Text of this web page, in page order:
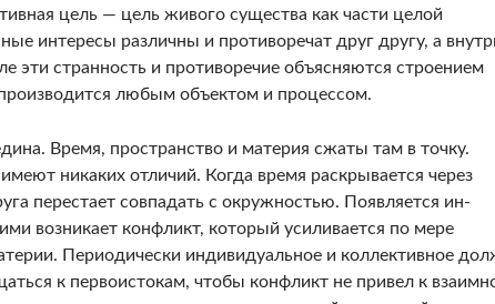
цель — цель живого существа как части целой
интересы различны и противоречат друг другу, а
эти странность и противоречие объясняются строением
любым объектом и процессом.
Время, пространство и материя сжаты там в точ­ку.
никаких отличий. Когда время раскрывается че­рез
пе­рестает совпадать с окружностью. Появляется ин­
воз­никает конфликт, который усиливается по мере
Периодически индивидуальное и коллективное
к первоистокам, чтобы конфликт не при­вел к